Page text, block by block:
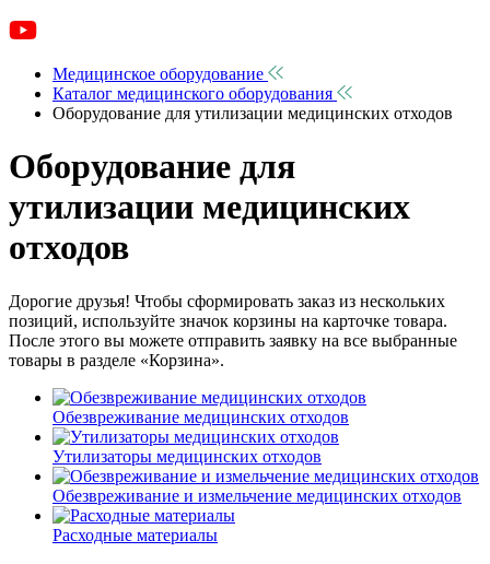
Медицинское оборудование
Каталог медицинского оборудования
Оборудование для утилизации медицинских отходов
Оборудование для
утилизации медицинских
отходов
Дорогие друзья! Чтобы сформировать заказ из нескольких
позиций, используйте значок корзины на карточке товара.
После этого вы можете отправить заявку на все выбранные
товары в разделе «Корзина».
Обезвреживание медицинских отходов
Утилизаторы медицинских отходов
Обезвреживание и измельчение медицинских отходов
Расходные материалы